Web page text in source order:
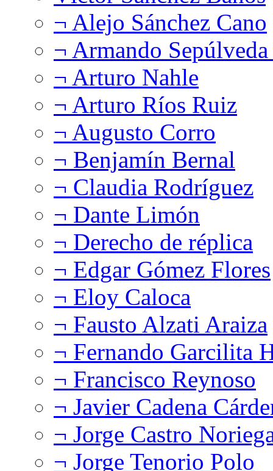
¬ Alejo Sánchez Cano
¬ Armando
¬ Arturo Nahle
¬ Arturo Ríos Ruiz
¬ Augusto Corro
¬ Benjamín Bernal
¬ Claudia Rodríguez
¬ Dante Limón
¬ Derecho de réplica
¬ Edgar Gómez Flores
¬ Eloy Caloca
¬ Fausto Alzati Araiza
¬ Fernando Garcilita
¬ Francisco Reynoso
¬ Javier Cadena
¬ Jorge Castro
¬ Jorge Tenorio Polo